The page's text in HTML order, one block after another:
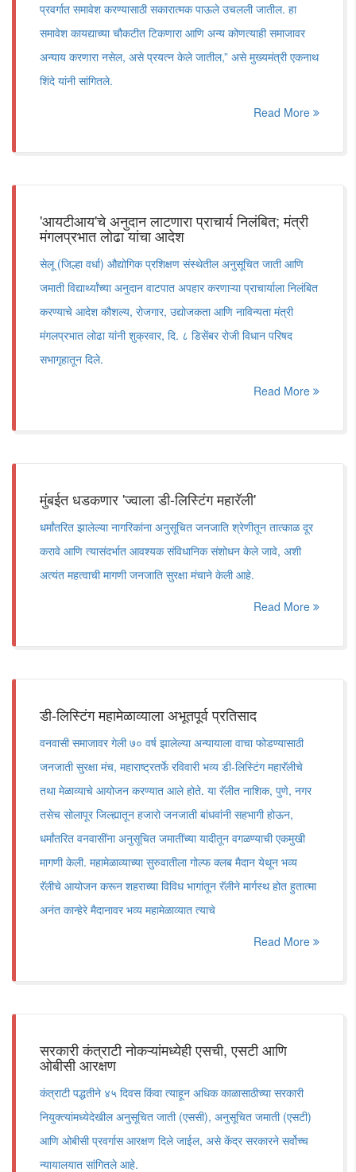
प्रवर्गात समावेश करण्यासाठी सकारात्मक पाऊले उचलली जातील. हा
समावेश कायद्याच्या चौकटीत टिकणारा आणि अन्य कोणत्याही समाजावर
अन्याय करणारा नसेल, असे प्रयत्न केले जातील,” असे मुख्यमंत्री एकनाथ
शिंदे यांनी सांगितले.
Read More
'आयटीआय'चे अनुदान लाटणारा प्राचार्य निलंबित; मंत्री
मंगलप्रभात लोढा यांचा आदेश
सेलू (जिल्हा वर्धा) औद्योगिक प्रशिक्षण संस्थेतील अनुसूचित जाती आणि
जमाती विद्यार्थ्यांच्या अनुदान वाटपात अपहार करणाऱ्या प्राचार्याला निलंबित
करण्याचे आदेश कौशल्य, रोजगार, उद्योजकता आणि नाविन्यता मंत्री
मंगलप्रभात लोढा यांनी शुक्रवार, दि. ८ डिसेंबर रोजी विधान परिषद
सभागृहातून दिले.
Read More
मुंबईत धडकणार 'ज्वाला डी-लिस्टिंग महारॅली'
धर्मांतरित झालेल्या नागरिकांना अनुसूचित जनजाति श्रेणीतून तात्काळ दूर
करावे आणि त्यासंदर्भात आवश्यक संविधानिक संशोधन केले जावे, अशी
अत्यंत महत्वाची मागणी जनजाति सुरक्षा मंचाने केली आहे.
Read More
डी-लिस्टिंग महामेळाव्याला अभूतपूर्व प्रतिसाद
वनवासी समाजावर गेली ७० वर्ष झालेल्या अन्यायाला वाचा फोडण्यासाठी
जनजाती सुरक्षा मंच, महाराष्ट्रतर्फे रविवारी भव्य डी-लिस्टिंग महारॅलीचे
तथा मेळाव्याचे आयोजन करण्यात आले होते. या रॅलीत नाशिक, पुणे, नगर
तसेच सोलापूर जिल्ह्यातून हजारो जनजाती बांधवांनी सहभागी होऊन,
धर्मांतरित वनवासींना अनुसूचित जमातींच्या यादीतून वगळण्याची एकमुखी
मागणी केली. महामेळाव्याच्या सुरुवातीला गोल्फ क्लब मैदान येथून भव्य
रॅलीचे आयोजन करून शहराच्या विविध भागांतून रॅलीने मार्गस्थ होत हुतात्मा
अनंत कान्हेरे मैदानावर भव्य महामेळाव्यात त्याचे
Read More
सरकारी कंत्राटी नोकऱ्यांमध्येही एसची, एसटी आणि
ओबीसी आरक्षण
कंत्राटी पद्धतीने ४५ दिवस किंवा त्याहून अधिक काळासाठीच्या सरकारी
नियुक्त्यांमध्येदेखील अनुसूचित जाती (एससी), अनुसूचित जमाती (एसटी)
आणि ओबीसी प्रवर्गास आरक्षण दिले जाईल, असे केंद्र सरकारने सर्वोच्च
न्यायालयात सांगितले आहे.